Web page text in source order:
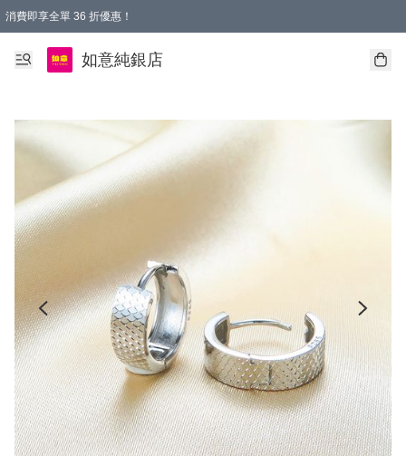
消費即享全單 36 折優惠！
購物满$50，全國包郵。Free shopping on orders over $50.
如意純銀店